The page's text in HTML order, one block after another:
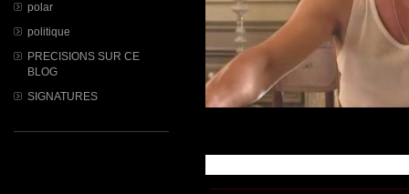
polar
politique
PRECISIONS SUR CE
BLOG
SIGNATURES